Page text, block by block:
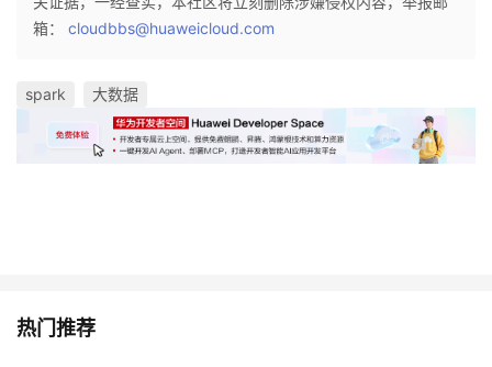
箱： cloudbbs@huaweicloud.com
spark 大数据
热门推荐